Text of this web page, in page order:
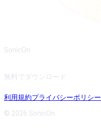
SonicOn
無料でダウンロード
利用規約プライバシーポリシー
© 2026 SonicOn